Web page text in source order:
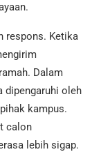
respons. Ketika
Dalam
dipengaruhi oleh
kampus.
calon
lebih sigap.